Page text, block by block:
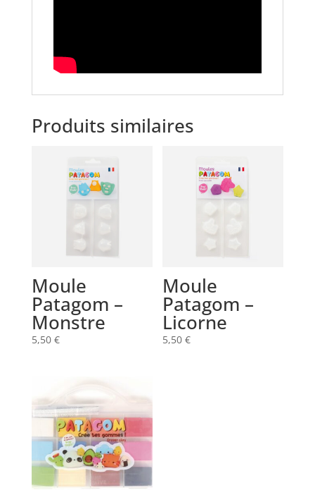
Produits similaires
Moule
Patagom –
Monstre
5,50 €
Moule
Patagom –
Licorne
5,50€